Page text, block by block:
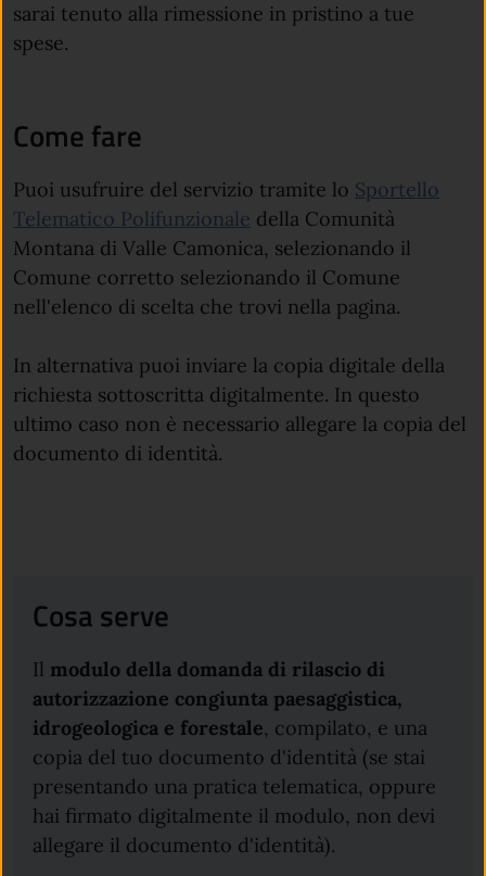
sarai tenuto alla rimessione in pristino a tue
spese.
Come fare
Puoi usufruire del servizio tramite lo Sportello
Telematico Polifunzionale della Comunità
Montana di Valle Camonica, selezionando il
Comune corretto selezionando il Comune
nell'elenco di scelta che trovi nella pagina.
In alternativa puoi inviare la copia digitale della
richiesta sottoscritta digitalmente. In questo
ultimo caso non è necessario allegare la copia del
documento di identità.
Cosa serve
Il modulo della domanda di rilascio di
autorizzazione congiunta paesaggistica,
idrogeologica e forestale, compilato, e una
copia del tuo documento d'identità (se stai
presentando una pratica telematica, oppure
hai firmato digitalmente il modulo, non devi
allegare il documento d'identità).